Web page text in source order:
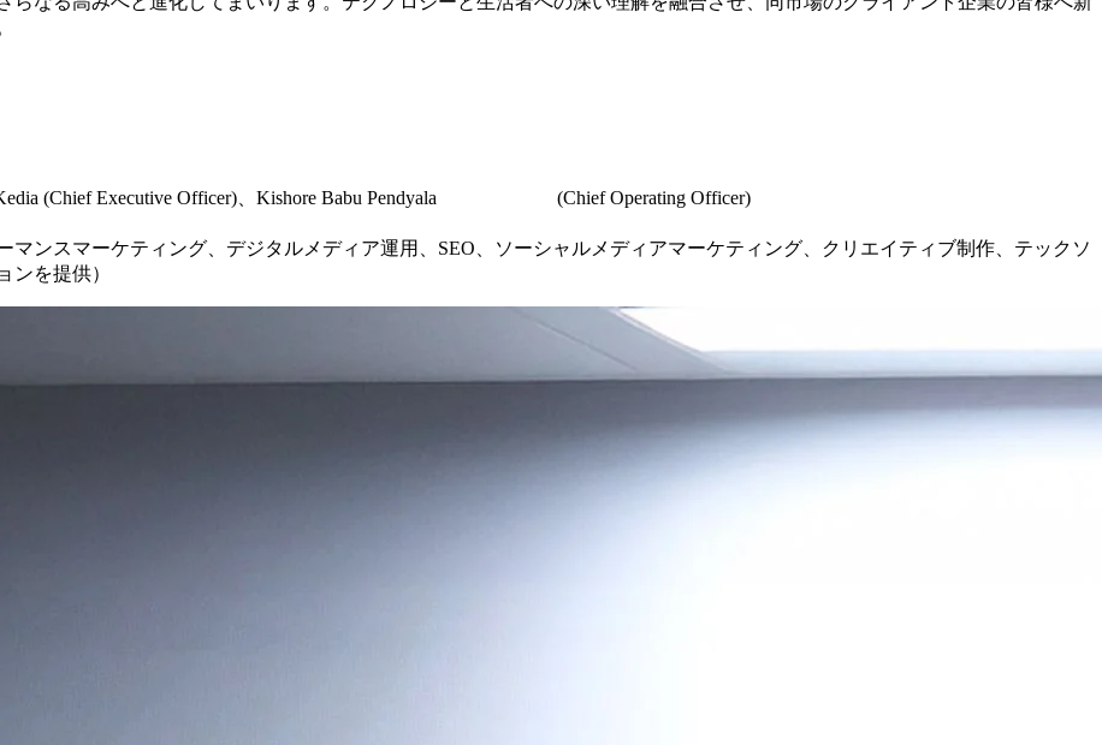
S Kedia (Chief Executive Officer)、Kishore Babu Pendyala (Chief Operating Officer)
ンスマーケティング、デジタルメディア運用、SEO、ソーシャルメディアマーケティング、クリエイティブ制作、テックソ
ンを提供）